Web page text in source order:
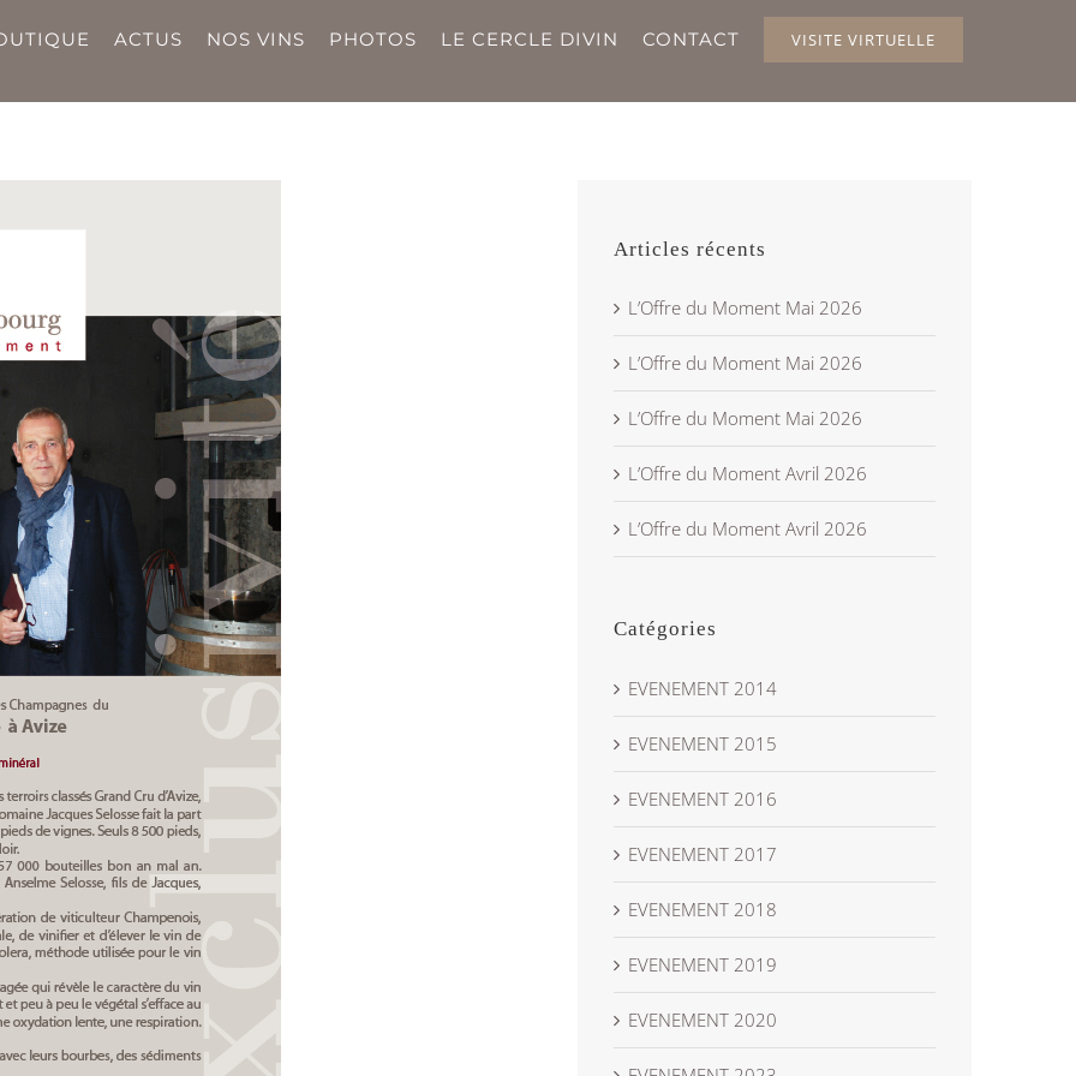
ACTUS NOS VINS PHOTOS LE CERCLE DIVIN CONTACT VISITE VIRTUELLE
Articles récents
L’Offre du Moment Mai 2026
L’Offre du Moment Mai 2026
L’Offre du Moment Mai 2026
L’Offre du Moment Avril 2026
L’Offre du Moment Avril 2026
Catégories
EVENEMENT 2014
EVENEMENT 2015
EVENEMENT 2016
EVENEMENT 2017
EVENEMENT 2018
EVENEMENT 2019
EVENEMENT 2020